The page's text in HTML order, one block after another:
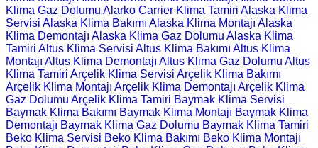
Klima Gaz Dolumu Alarko Carrier Klima Tamiri Alaska Klima
Servisi Alaska Klima Bakımı Alaska Klima Montajı Alaska
Klima Demontajı Alaska Klima Gaz Dolumu Alaska Klima
Tamiri Altus Klima Servisi Altus Klima Bakımı Altus Klima
Montajı Altus Klima Demontajı Altus Klima Gaz Dolumu Altus
Klima Tamiri Arçelik Klima Servisi Arçelik Klima Bakımı
Arçelik Klima Montajı Arçelik Klima Demontajı Arçelik Klima
Gaz Dolumu Arçelik Klima Tamiri Baymak Klima Servisi
Baymak Klima Bakımı Baymak Klima Montajı Baymak Klima
Demontajı Baymak Klima Gaz Dolumu Baymak Klima Tamiri
Beko Klima Servisi Beko Klima Bakımı Beko Klima Montajı